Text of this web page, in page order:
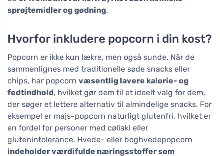
sprøjtemidler og gødning.
Hvorfor inkludere popcorn i din kost?
Popcorn er ikke kun lækre, men også sunde. Når de
sammenlignes med traditionelle søde snacks eller
chips, har popcorn væsentlig lavere kalorie- og
fedtindhold, hvilket gør dem til et ideelt valg for dem,
der søger et lettere alternativ til almindelige snacks. For
eksempel er majs-popcorn naturligt glutenfri, hvilket er
en fordel for personer med cøliaki eller
glutenintolerance. Hvede- eller boghvedepopcorn
indeholder værdifulde næringsstoffer som